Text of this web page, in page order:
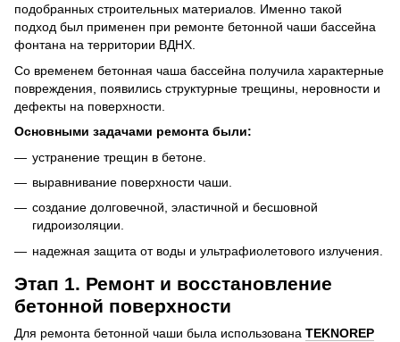
подобранных строительных материалов. Именно такой
подход был применен при ремонте бетонной чаши бассейна
фонтана на территории ВДНХ.
Со временем бетонная чаша бассейна получила характерные
повреждения, появились структурные трещины, неровности и
дефекты на поверхности.
Основными задачами ремонта были:
устранение трещин в бетоне.
выравнивание поверхности чаши.
создание долговечной, эластичной и бесшовной
гидроизоляции.
надежная защита от воды и ультрафиолетового излучения.
Этап 1. Ремонт и восстановление
бетонной поверхности
Для ремонта бетонной чаши была использована TEKNOREP